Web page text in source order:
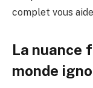
complet vous
La nuance
monde